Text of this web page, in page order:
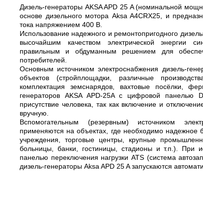
Дизель-генераторы AKSA APD 25 A (номинальной
основе дизельного мотора Aksa A4CRX25, и
тока напряжением 400 В.
Использование надежного и ремонтопригодного
высочайшим качеством электрической энергии
правильным и обдуманным решением для
потребителей.
Основным источником электроснабжения дизель-
объектов (стройплощадки, различные
комплектация земснарядов, вахтовые посёлки,
генераторов AKSA APD-25A с цифровой панелью
присутствие человека, так как включение и
вручную.
Вспомогательным (резервным) источником
применяются на объектах, где необходимо надежное
учреждения, торговые центры, крупные
больницы, банки, гостиницы, стадионы и т.п.). При
панелью переключения нагрузки ATS (система
дизель-генераторы Aksa APD 25 A запускаются